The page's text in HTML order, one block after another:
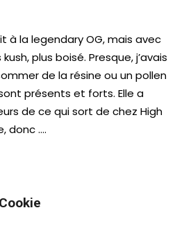
à la legendary OG, mais avec
plus boisé. Presque, j’avais
de la résine ou un pollen
présents et forts. Elle a
de ce qui sort de chez High
donc ….